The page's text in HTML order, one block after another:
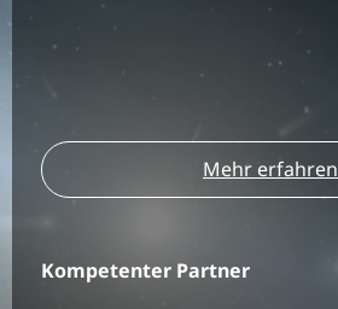
Mehr erfahren
Kompetenter Partner